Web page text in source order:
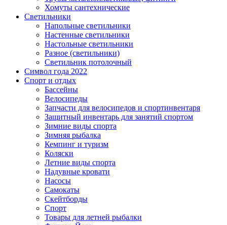
Хомуты сантехнические
Светильники
Напольные светильники
Настенные светильники
Настольные светильники
Разное (светильники)
Светильник потолочный
Символ года 2022
Спорт и отдых
Бассейны
Велосипеды
Запчасти для велосипедов и спортинвентаря
Защитный инвентарь для занятий спортом
Зимние виды спорта
Зимняя рыбалка
Кемпинг и туризм
Коляски
Летние виды спорта
Надувные кровати
Насосы
Самокаты
Скейтборды
Спорт
Товары для летней рыбалки